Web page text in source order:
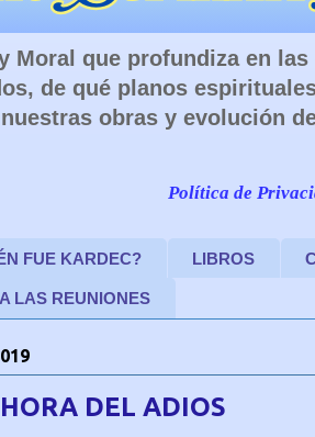
Moral que profundiza en
de qué planos
obras y evolución
Política de
FUE KARDEC? LIBROS
LAS REUNIONES
DEL ADIOS